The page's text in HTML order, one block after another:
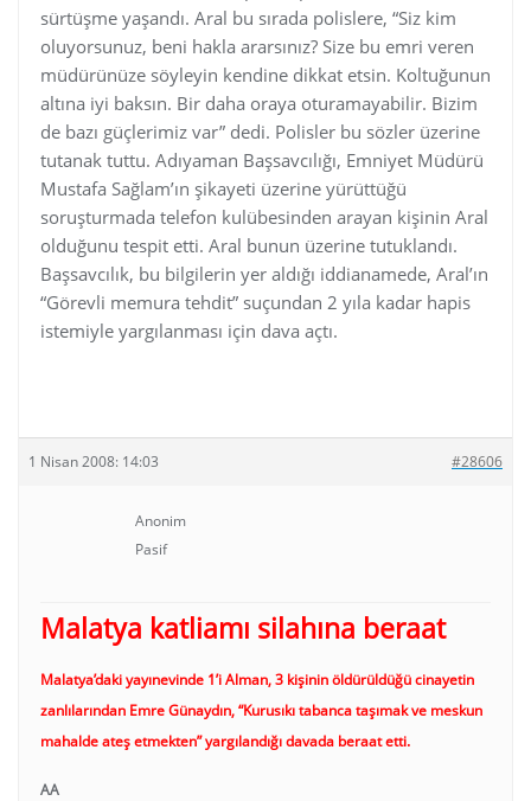
sürtüşme yaşandı. Aral bu sırada polislere, “Siz kim
oluyorsunuz, beni hakla ararsınız? Size bu emri veren
müdürünüze söyleyin kendine dikkat etsin. Koltuğunun
altına iyi baksın. Bir daha oraya oturamayabilir. Bizim
de bazı güçlerimiz var” dedi. Polisler bu sözler üzerine
tutanak tuttu. Adıyaman Başsavcılığı, Emniyet Müdürü
Mustafa Sağlam’ın şikayeti üzerine yürüttüğü
soruşturmada telefon kulübesinden arayan kişinin Aral
olduğunu tespit etti. Aral bunun üzerine tutuklandı.
Başsavcılık, bu bilgilerin yer aldığı iddianamede, Aral’ın
“Görevli memura tehdit” suçundan 2 yıla kadar hapis
istemiyle yargılanması için dava açtı.
1 Nisan 2008: 14:03 #28606
Anonim
Pasif
Malatya katliamı silahına beraat
Malatya’daki yayınevinde 1’i Alman, 3 kişinin öldürüldüğü cinayetin
zanlılarından Emre Günaydın, “Kurusıkı tabanca taşımak ve meskun
mahalde ateş etmekten” yargılandığı davada beraat etti.
AA